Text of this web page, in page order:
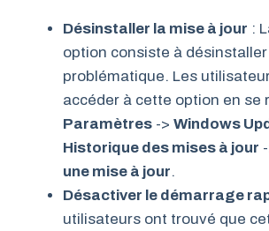
Désinstaller la mise à jour :
option consiste à
problématique. Les
accéder à cette option en se
Paramètres -> Windows
Historique des mises à jour
une mise à jour.
Désactiver le démarrage
utilisateurs ont trouvé que